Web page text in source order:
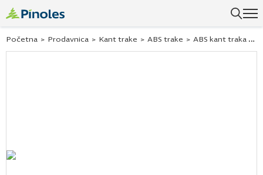
Početna > Prodavnica > Kant trake > ABS trake > ABS kant traka klasik hrast 244140 42×1